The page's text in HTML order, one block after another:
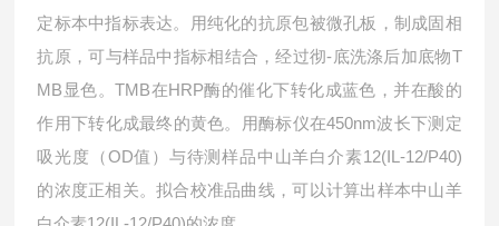
定标本中指标表达。用纯化的抗原包被微孔板，制成固相
抗原，可与样品中指标相结合，经过彻-底洗涤后加底物T
MB显色。TMB在HRP酶的催化下转化成蓝色，并在酸的
作用下转化成最终的黄色。用酶标仪在450nm波长下测定
吸光度（OD值）与待测样品中 山羊白介素12(IL-12/P40)
的浓度正相关。拟合校准品曲线，可以计算出样本中山羊